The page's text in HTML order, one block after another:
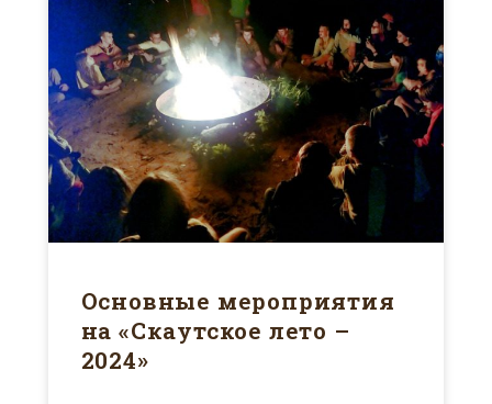
КАЛЕНДАРЬ
НОВОСТИ
О НАС
ФОТО
ВИДЕО
КОНТАКТЫ
Основные мероприятия
на «Скаутское лето –
2024»